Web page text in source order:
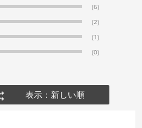
(6)
(2)
(1)
(0)
表示：新しい順